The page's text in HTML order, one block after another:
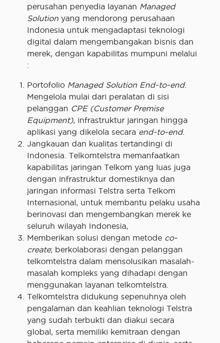
perusahan penyedia layanan Managed
Solution yang mendorong perusahaan
Indonesia untuk mengadaptasi teknologi
digital dalam mengembangakan bisnis dan
merek, dengan kapabilitas mumpuni melalui
:
Portofolio Managed Solution End-to-end.
Mengelola mulai dari peralatan di sisi
pelanggan CPE (Customer Premise
Equipment), infrastruktur jaringan hingga
aplikasi yang dikelola secara end-to-end.
Jangkauan dan kualitas tertandingi di
Indonesia. Telkomtelstra memanfaatkan
kapabilitas jaringan Telkom yang luas juga
dengan infrastruktur domestiknya dan
jaringan informasi Telstra serta Telkom
Internasional, untuk membantu pelaku usaha
berinovasi dan mengembangkan merek ke
seluruh wilayah Indonesia,
Memberikan solusi dengan metode co-
create; berkolaborasi dengan pelanggan
telkomtelstra dalam mensolusikan masalah-
masalah kompleks yang dihadapi dengan
menggunakan layanan telkomtelstra.
Telkomtelstra didukung sepenuhnya oleh
pengalaman dan keahlian teknologi Telstra
yang sudah terbukti dan diakui secara
global, serta memiliki kemitraan dengan